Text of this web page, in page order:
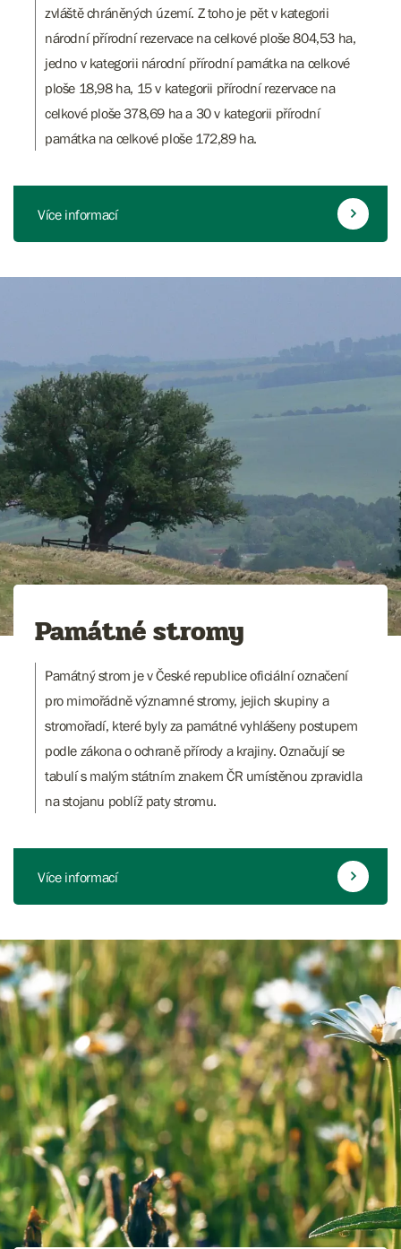
zvláště chráněných území. Z toho je pět v kategorii
národní přírodní rezervace na celkové ploše 804,53 ha,
jedno v kategorii národní přírodní památka na celkové
ploše 18,98 ha, 15 v kategorii přírodní rezervace na
celkové ploše 378,69 ha a 30 v kategorii přírodní
památka na celkové ploše 172,89 ha.
Více informací
Památné stromy
Památný strom je v České republice oficiální označení
pro mimořádně významné stromy, jejich skupiny a
stromořadí, které byly za památné vyhlášeny postupem
podle zákona o ochraně přírody a krajiny. Označují se
tabulí s malým státním znakem ČR umístěnou zpravidla
na stojanu poblíž paty stromu.
Více informací